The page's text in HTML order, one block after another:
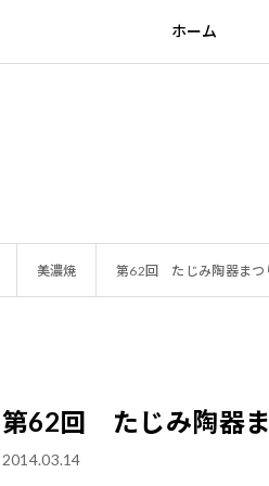
ホーム
美濃焼 第62回 たじみ陶器まつ
第62回 たじみ陶器
2014.03.14